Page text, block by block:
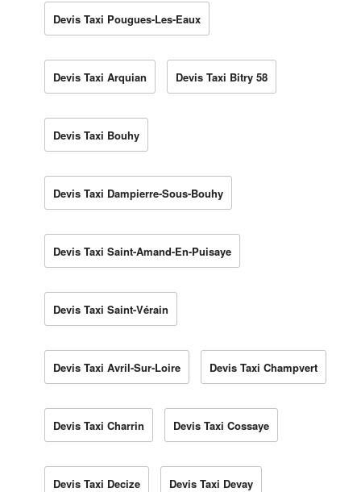
Devis Taxi Pougues-Les-Eaux
Devis Taxi Arquian Devis Taxi Bitry 58
Devis Taxi Bouhy
Devis Taxi Dampierre-Sous-Bouhy
Devis Taxi Saint-Amand-En-Puisaye
Devis Taxi Saint-Vérain
Devis Taxi Avril-Sur-Loire Devis Taxi Champvert
Devis Taxi Charrin Devis Taxi Cossaye
Devis Taxi Decize Devis Taxi Devay